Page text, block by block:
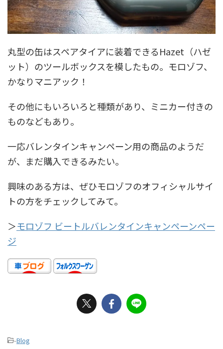
丸型の缶はスペアタイアに装着できるHazet（ハゼ
ット）のツールボックスを模したもの。モロゾフ、
かなりマニアック！
その他にもいろいろと種類があり、ミニカー付きの
ものなどもあり。
一応バレンタインキャンペーン用の商品のようだ
が、まだ購入できるみたい。
興味のある方は、ぜひモロゾフのオフィシャルサイ
トの方をチェックしてみて。
＞モロゾフ ビートルバレンタインキャンペーンペー
ジ
-Blog